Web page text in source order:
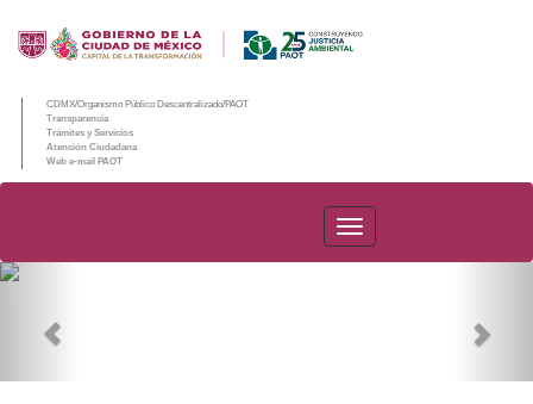
CDMX/Organismo Público Descentralizado/PAOT
Transparencia
Trámites y Servicios
Atención Ciudadana
Web e-mail PAOT
PAOT